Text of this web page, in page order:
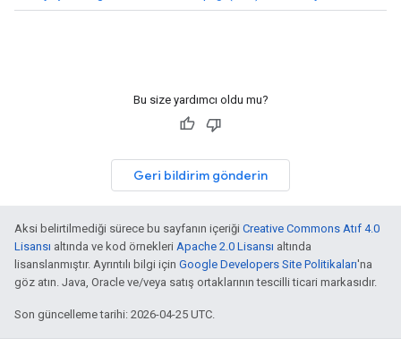
Bu size yardımcı oldu mu?
Geri bildirim gönderin
Aksi belirtilmediği sürece bu sayfanın içeriği Creative Commons Atıf 4.0
Lisansı altında ve kod örnekleri Apache 2.0 Lisansı altında
lisanslanmıştır. Ayrıntılı bilgi için Google Developers Site Politikaları'na
göz atın. Java, Oracle ve/veya satış ortaklarının tescilli ticari markasıdır.
Son güncelleme tarihi: 2026-04-25 UTC.